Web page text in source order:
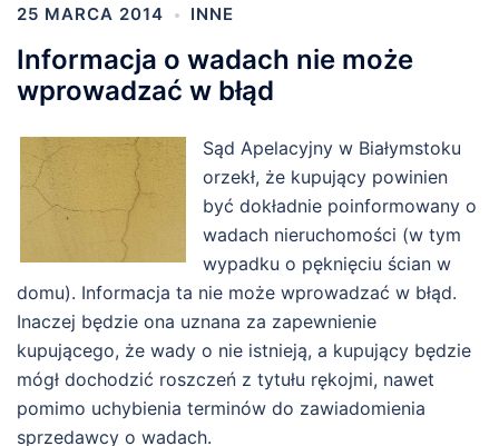
25 MARCA 2014 INNE
Informacja o wadach nie może
wprowadzać w błąd
Sąd Apelacyjny w Białymstoku
orzekł, że kupujący powinien
być dokładnie poinformowany o
wadach nieruchomości (w tym
wypadku o pęknięciu ścian w
domu). Informacja ta nie może wprowadzać w błąd.
Inaczej będzie ona uznana za zapewnienie
kupującego, że wady o nie istnieją, a kupujący będzie
mógł dochodzić roszczeń z tytułu rękojmi, nawet
pomimo uchybienia terminów do zawiadomienia
sprzedawcy o wadach.